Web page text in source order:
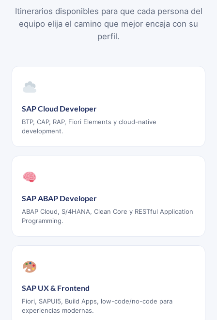
Itinerarios disponibles para que cada persona del
equipo elija el camino que mejor encaja con su
perfil.
SAP Cloud Developer
BTP, CAP, RAP, Fiori Elements y cloud-native
development.
SAP ABAP Developer
ABAP Cloud, S/4HANA, Clean Core y RESTful Application
Programming.
SAP UX & Frontend
Fiori, SAPUI5, Build Apps, low-code/no-code para
experiencias modernas.